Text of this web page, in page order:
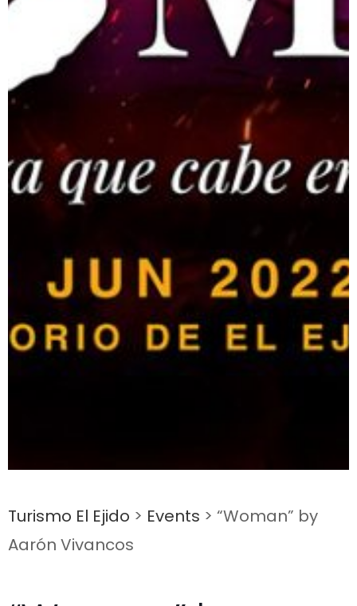
Turismo El Ejido > Events > “Woman” by
Aarón Vivancos